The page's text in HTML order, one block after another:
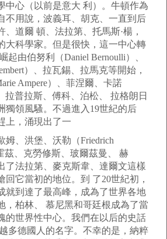
中心（以前是意大 利）。牛頓作為
不用說，波義耳、胡克、一直到后
、道爾 頓、法拉第、托馬斯·楊，
大科學家。但是很快，這一中心轉
起由伯努利（Daniel Bernoulli）、
）、拉瓦錫、拉馬克等開始，
Ampere）、菲涅爾、卡諾
拉普拉斯、傅科、泊松、 拉格朗日
獨領風騷。不過進入19世紀的后
上，涌現出了一
姆、洪堡、沃勒（Friedrich
茲、克勞修斯、玻爾茲曼、 赫
法拉第、麥克斯韋、達爾文這樣
回它當初的地位。到 了20世紀初，
就到達了最高峰，成為了世界各地
，柏林、 慕尼黑和哥廷根成為了當
的世界性中心。我們在以后的史話
多德國人的名字。不幸的是，納粹